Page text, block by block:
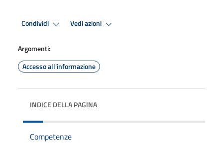
Condividi Vedi azioni
Argomenti:
Accesso all'informazione
INDICE DELLA PAGINA
Competenze